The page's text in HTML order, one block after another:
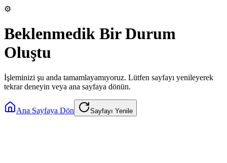
⚙️
Beklenmedik Bir Durum
Oluştu
İşleminizi şu anda tamamlayamıyoruz. Lütfen sayfayı yenileyerek
tekrar deneyin veya ana sayfaya dönün.
Ana Sayfaya Dön Sayfayı Yenile